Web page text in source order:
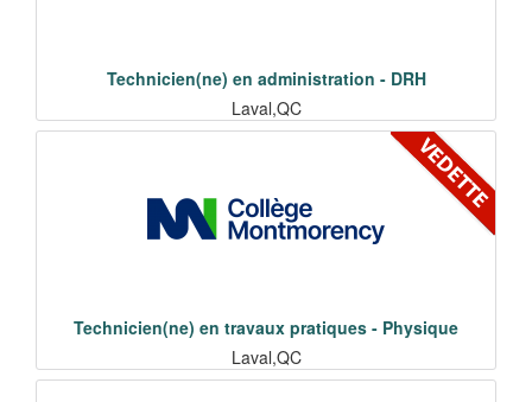
Technicien(ne) en administration - DRH
Laval,QC
Technicien(ne) en travaux pratiques - Physique
Laval,QC